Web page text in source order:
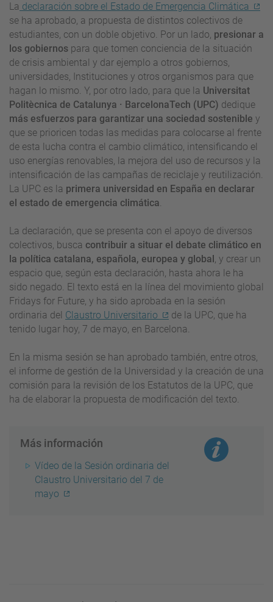
La declaración sobre el Estado de Emergencia Climática
se ha aprobado, a propuesta de distintos colectivos de
estudiantes, con un doble objetivo. Por un lado, presionar a
los gobiernos para que tomen conciencia de la situación
de crisis ambiental y dar ejemplo a otros gobiernos,
universidades, Instituciones y otros organismos para que
hagan lo mismo. Y, por otro lado, para que la Universitat
Politècnica de Catalunya · BarcelonaTech (UPC) dedique
más esfuerzos para garantizar una sociedad sostenible y
que se prioricen todas las medidas para colocarse al frente
de esta lucha contra el cambio climático, intensificando el
uso energías renovables, la mejora del uso de recursos y la
intensificación de las campañas de reciclaje y reutilización.
La UPC es la primera universidad en España en declarar
el estado de emergencia climática.
La declaración, que se presenta con el apoyo de diversos
colectivos, busca contribuir a situar el debate climático en
la política catalana, española, europea y global , y crear un
espacio que, según esta declaración, hasta ahora le ha
sido negado. El texto está en la línea del movimiento global
Fridays for Future, y ha sido aprobada en la sesión
ordinaria del Claustro Universitario
de la UPC, que ha
tenido lugar hoy, 7 de mayo, en Barcelona.
En la misma sesión se han aprobado también, entre otros,
el informe de gestión de la Universidad y la creación de una
comisión para la revisión de los Estatutos de la UPC, que
ha de elaborar la propuesta de modificación del texto.
Más información
Vídeo de la Sesión ordinaria del
Claustro Universitario del 7 de
mayo